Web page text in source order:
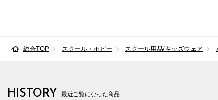
総合TOP スクール・ホビー スクール用品/キッズウェア
HISTORY 最近ご覧になった商品